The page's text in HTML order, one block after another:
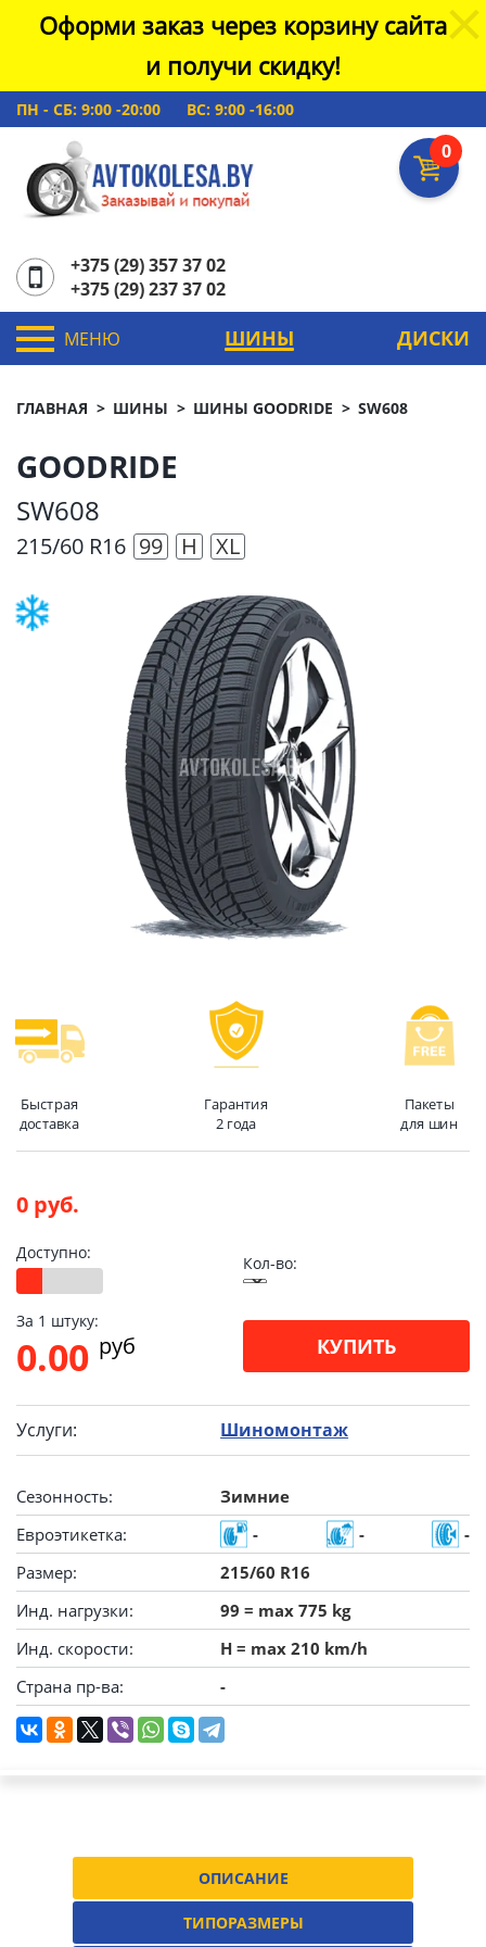
Оформи заказ через корзину сайта
и получи скидку!
ПН - СБ: 9:00 -20:00 ВС: 9:00 -16:00
0
+375 (29) 357 37 02
+375 (29) 237 37 02
МЕНЮ ШИНЫ ДИСКИ
ГЛАВНАЯ ШИНЫ ШИНЫ GOODRIDE SW608
GOODRIDE
SW608
215/60 R16 99 H XL
Быстрая
доставка
Гарантия
2 года
Пакеты
для шин
0 руб.
Доступно:
Кол-во:
За 1 штуку:
0.00 pуб КУПИТЬ
Услуги: Шиномонтаж
Сезонность:
Зимние
Евроэтикетка:
- -
-
Размер:
215/60 R16
Инд. нагрузки:
99 = max 775 kg
Инд. скорости:
H = max 210 km/h
Страна пр-ва:
-
ОПИСАНИЕ
ТИПОРАЗМЕРЫ